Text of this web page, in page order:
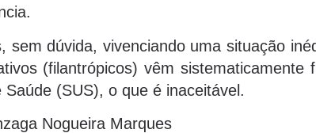
sem dúvida, vivenciando uma situação
(filantrópicos) vêm sistematicamente
Saúde (SUS), o que é inaceitável.
Nogueira Marques